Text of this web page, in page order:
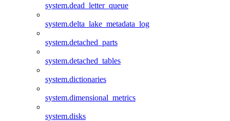
system.dead_letter_queue
system.delta_lake_metadata_log
system.detached_parts
system.detached_tables
system.dictionaries
system.dimensional_metrics
system.disks